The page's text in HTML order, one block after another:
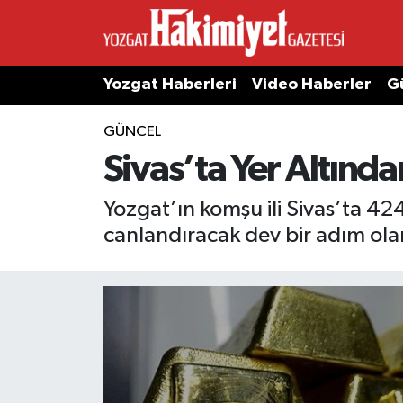
Yozgat Haberleri Video Haberler
GÜNCEL
Sivas’ta Yer
Yozgat’ın komşu ili Sivas’ta
canlandıracak dev bir adım